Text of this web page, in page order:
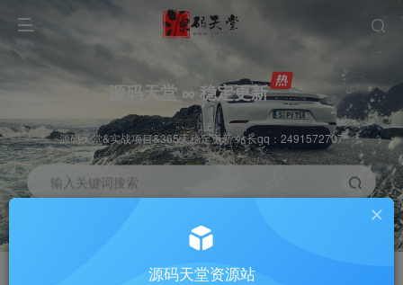
源码天堂 ∞ 稳定更新
源码天堂&实战项目&365天稳定更新 站长qq：2491572707
输入关键词搜索
源码天堂资源站